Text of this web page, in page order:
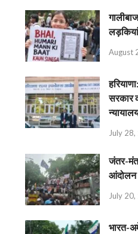
August
सरकार
July
जंतर-
July
भारत-